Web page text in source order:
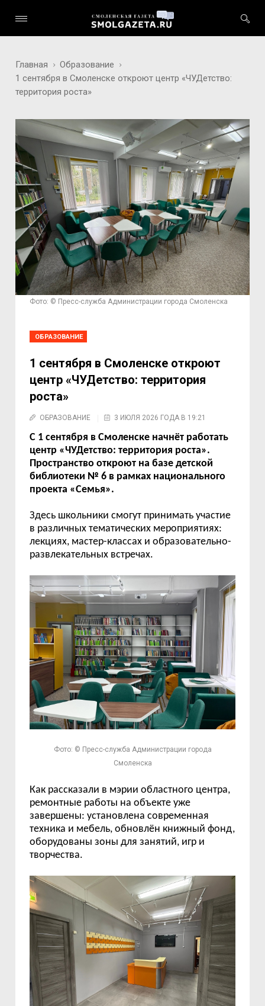
Главная
Образование
1 сентября в Смоленске откроют центр «ЧУДетство:
территория роста»
Фото: © Пресс-служба Администрации города Смоленска
ОБРАЗОВАНИЕ
1 сентября в Смоленске откроют
центр «ЧУДетство: территория
роста»
ОБРАЗОВАНИЕ 3 ИЮЛЯ 2026 ГОДА В 19:21
С 1 сентября в Смоленске начнёт работать
центр «ЧУДетство: территория роста».
Пространство откроют на базе детской
библиотеки № 6 в рамках национального
проекта «Семья».
Здесь школьники смогут принимать участие
в различных тематических мероприятиях:
лекциях, мастер-классах и образовательно-
развлекательных встречах.
Фото: © Пресс-служба Администрации города
Смоленска
Как рассказали в мэрии областного центра,
ремонтные работы на объекте уже
завершены: установлена современная
техника и мебель, обновлён книжный фонд,
оборудованы зоны для занятий, игр и
творчества.